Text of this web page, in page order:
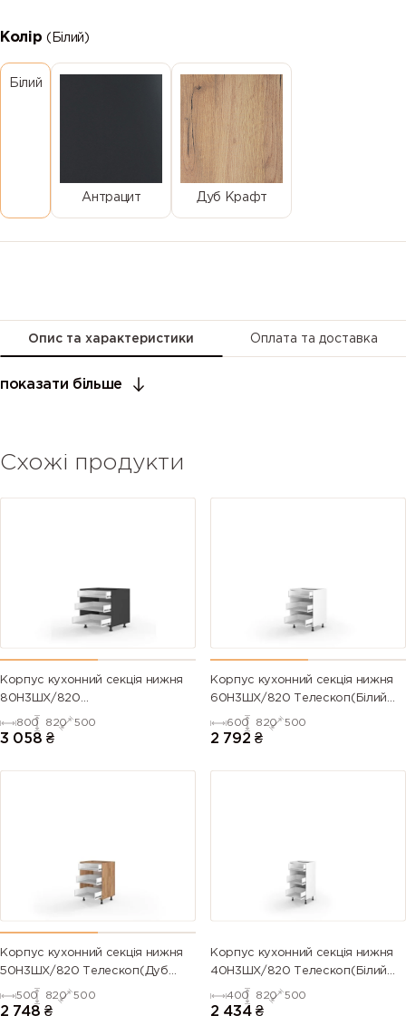
Колір(Білий)
Білий
Антрацит Дуб Крафт
Опис та характеристики Оплата та доставка
показати більше
Схожі продукти
Корпус кухонний секція нижня
80Н3ШХ/820
Телескоп(Антрацит (Серія М))
800 820 500
3 058 ₴
Корпус кухонний секція нижня
60Н3ШХ/820 Телескоп(Білий
(Серія М))
600 820 500
2 792 ₴
Корпус кухонний секція нижня
50Н3ШХ/820 Телескоп(Дуб
Крафт (Серія М))
500 820 500
2 748 ₴
Корпус кухонний секція нижня
40Н3ШХ/820 Телескоп(Білий
(Серія М))
400 820 500
2 434 ₴